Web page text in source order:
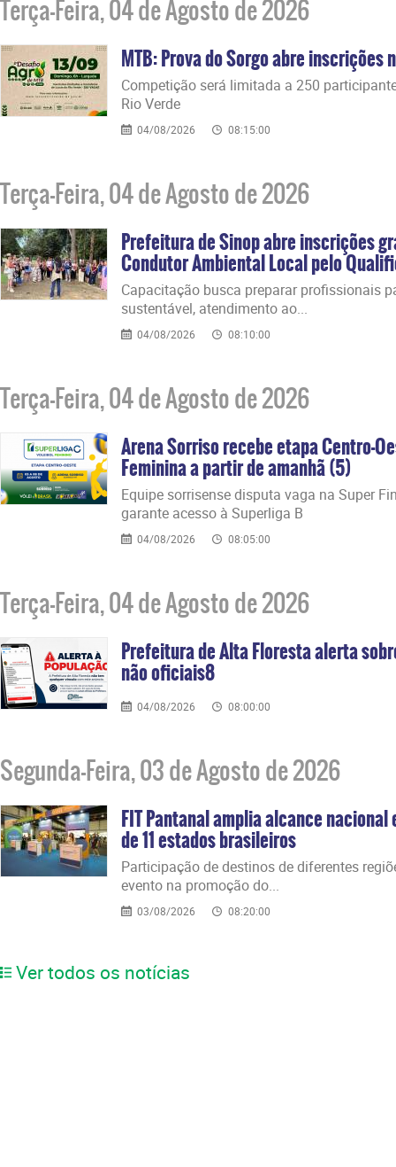
Terça-Feira, 04 de Agosto de 2026
MTB: Prova do Sorgo abre inscrições
​Competição será limitada a 250
Rio Verde
04/08/2026 08:15:00
Terça-Feira, 04 de Agosto de 2026
Prefeitura de Sinop abre inscrições
Condutor Ambiental Local pelo
​Capacitação busca preparar profissionais
sustentável, atendimento ao...
04/08/2026 08:10:00
Terça-Feira, 04 de Agosto de 2026
Arena Sorriso recebe etapa Centro-
Feminina a partir de amanhã (5)
​Equipe sorrisense disputa vaga na Super
garante acesso à Superliga B
04/08/2026 08:05:00
Terça-Feira, 04 de Agosto de 2026
Prefeitura de Alta Floresta alerta
não oficiais8
04/08/2026 08:00:00
Segunda-Feira, 03 de Agosto de 2026
FIT Pantanal amplia alcance
de 11 estados brasileiros
​Participação de destinos de diferentes
evento na promoção do...
03/08/2026 08:20:00
Ver todos os notícias